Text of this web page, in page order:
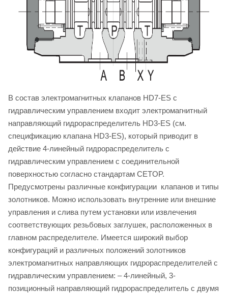
В состав электромагнитных клапанов HD7-ES с
гидравлическим управлением входит электромагнитный
направляющий гидрораспределитель HD3-ES (см.
спецификацию клапана HD3-ES), который приводит в
действие 4-линейный гидрораспределитель с
гидравлическим управлением с соединительной
поверхностью согласно стандартам CETOP.
Предусмотрены различные конфигурации клапанов и типы
золотников. Можно использовать внутренние или внешние
управления и слива путем установки или извлечения
соответствующих резьбовых заглушек, расположенных в
главном распределителе. Имеется широкий выбор
конфигураций и различных положений золотников
электромагнитных направляющих гидрораспределителей с
гидравлическим управлением: – 4-линейный, 3-
позиционный направляющий гидрораспределитель с двумя